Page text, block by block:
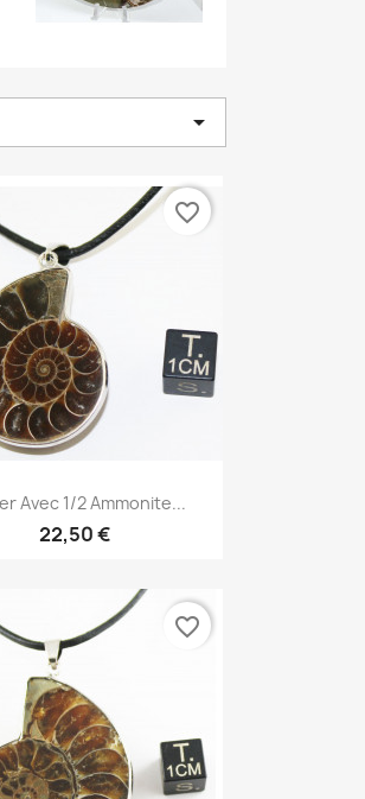

Aperçu rapide
Avec 1/2 Ammonite...
22,50 €
favorite_border
favorite_border